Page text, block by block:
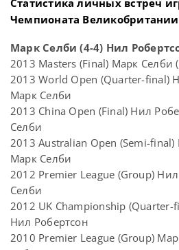
Чемпионата Великобритании
Марк Селби (4-4) Нил
2013 Masters (Final) Марк Селби
2013 World Open (Quarter-final)
Марк Селби
2013 China Open (Final) Нил
Селби
2013 Australian Open (Semi-
Марк Селби
2012 Premier League (Group)
Селби
2012 UK Championship
Нил Робертсон
2010 Premier League (Group)